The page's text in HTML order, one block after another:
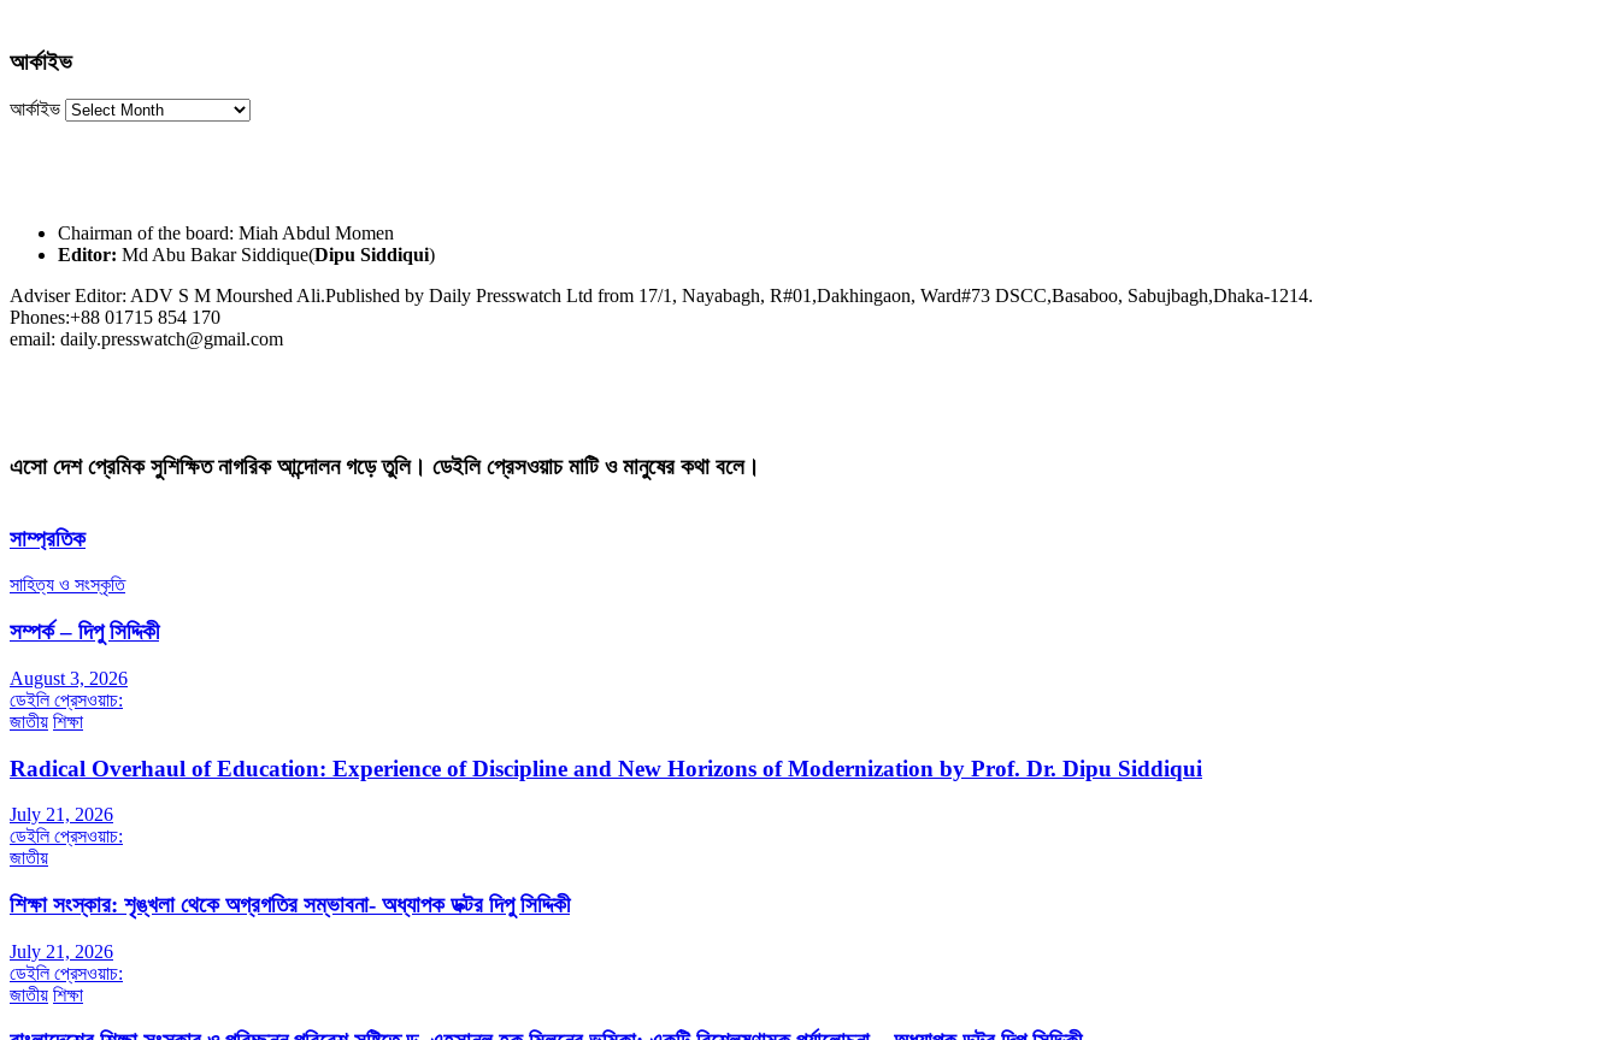
আর্কাইভ
আর্কাইভ
Chairman of the board: Miah Abdul Momen
Editor: Md Abu Bakar Siddique(Dipu Siddiqui)
Adviser Editor: ADV S M Mourshed Ali.Published by Daily Presswatch Ltd from 17/1, Nayabagh, R#01,Dakhingaon, Ward#73 DSCC,Basaboo, Sabujbagh,Dhaka-1214.
Phones:+88 01715 854 170
email: daily.presswatch@gmail.com
এসো দেশ প্রেমিক সুশিক্ষিত নাগরিক আন্দোলন গড়ে তুলি। ডেইলি প্রেসওয়াচ মাটি ও মানুষের কথা বলে।
সাম্প্রতিক
সাহিত্য ও সংস্কৃতি
সম্পর্ক – দিপু সিদ্দিকী
August 3, 2026
ডেইলি প্রেসওয়াচ:
জাতীয় শিক্ষা
Radical Overhaul of Education: Experience of Discipline and New Horizons of Modernization by Prof. Dr. Dipu Siddiqui
July 21, 2026
ডেইলি প্রেসওয়াচ:
জাতীয়
শিক্ষা সংস্কার: শৃঙ্খলা থেকে অগ্রগতির সম্ভাবনা- অধ্যাপক ডক্টর দিপু সিদ্দিকী
July 21, 2026
ডেইলি প্রেসওয়াচ:
জাতীয় শিক্ষা